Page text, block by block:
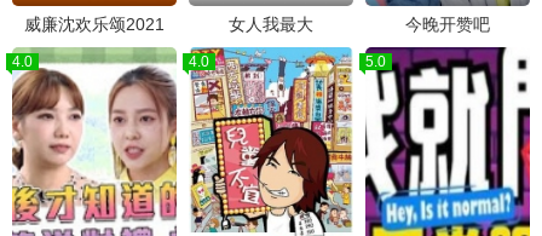
威廉沈欢乐颂2021 女人我最大 今晚开赞吧
4.0 4.0 5.0